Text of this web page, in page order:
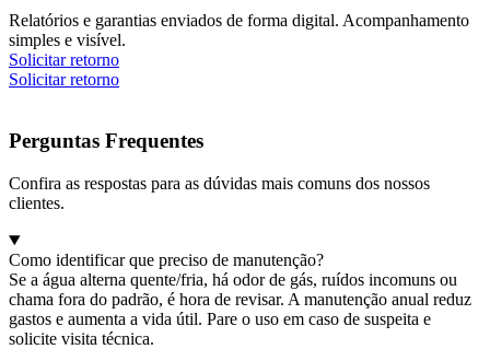
Relatórios e garantias enviados de forma digital. Acompanhamento
simples e visível.
Solicitar retorno
Solicitar retorno
Perguntas Frequentes
Confira as respostas para as dúvidas mais comuns dos nossos
clientes.
Como identificar que preciso de manutenção?
Se a água alterna quente/fria, há odor de gás, ruídos incomuns ou
chama fora do padrão, é hora de revisar. A manutenção anual reduz
gastos e aumenta a vida útil. Pare o uso em caso de suspeita e
solicite visita técnica.